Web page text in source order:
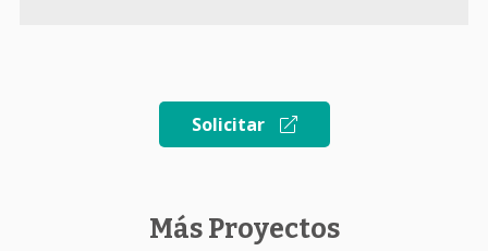
Solicitar
Más Proyectos